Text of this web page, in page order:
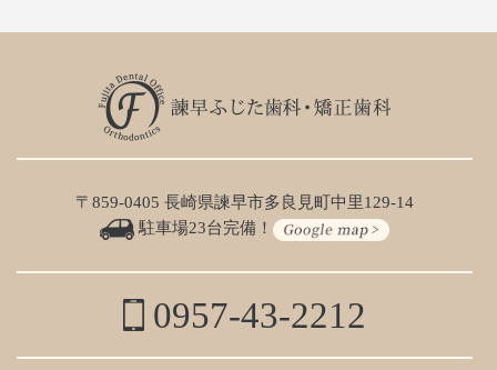
〒859-0405 長崎県諫早市多良見町中里129-14
駐車場23台完備！
0957-43-2212